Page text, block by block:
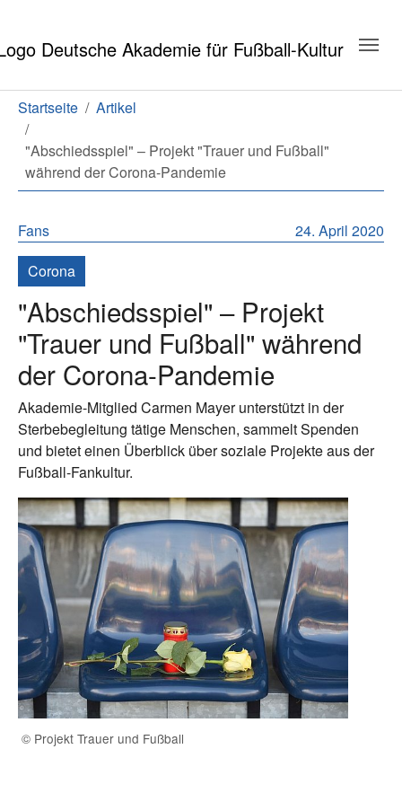
Sie sind hier:
Startseite Artikel
"Abschiedsspiel" – Projekt "Trauer und Fußball"
während der Corona-Pandemie
24. April 2020
Fans
Corona
"Abschiedsspiel" – Projekt
"Trauer und Fußball" während
der Corona-Pandemie
Akademie-Mitglied Carmen Mayer unterstützt in der
Sterbebegleitung tätige Menschen, sammelt Spenden
und bietet einen Überblick über soziale Projekte aus der
Fußball-Fankultur.
© Projekt Trauer und Fußball